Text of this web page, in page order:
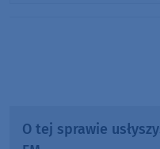
O tej sprawie